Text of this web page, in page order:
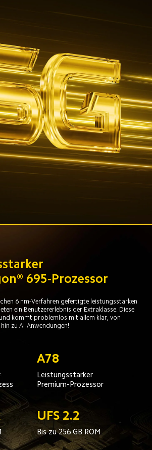
695-Prozessor
6 nm-Verfahren gefertigte leistungsstarken
ein Benutzererlebnis der Extraklasse. Diese
kommt problemlos mit allem klar, von
zu AI-Anwendungen!
A78
Leistungsstarker
Premium-Prozessor
UFS 2.2
Bis zu 256 GB ROM